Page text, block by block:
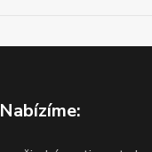
Nabízíme: